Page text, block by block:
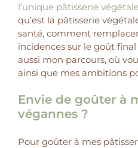
l’unique pâtisserie
qu’est la pâtisserie
santé, comment
incidences sur le goût
aussi mon parcours, où
ainsi que mes ambitions
Envie de goûter à
végannes ?
Pour goûter à mes